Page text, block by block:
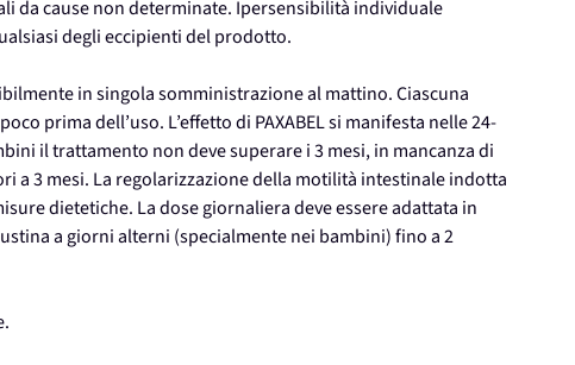
da cause non determinate. Ipersensibilità individuale
degli eccipienti del prodotto.
in singola somministrazione al mattino. Ciascuna
prima dell’uso. L’effetto di PAXABEL si manifesta nelle 24-
il trattamento non deve superare i 3 mesi, in mancanza di
a 3 mesi. La regolarizzazione della motilità intestinale indotta
dietetiche. La dose giornaliera deve essere adattata in
a giorni alterni (specialmente nei bambini) fino a 2